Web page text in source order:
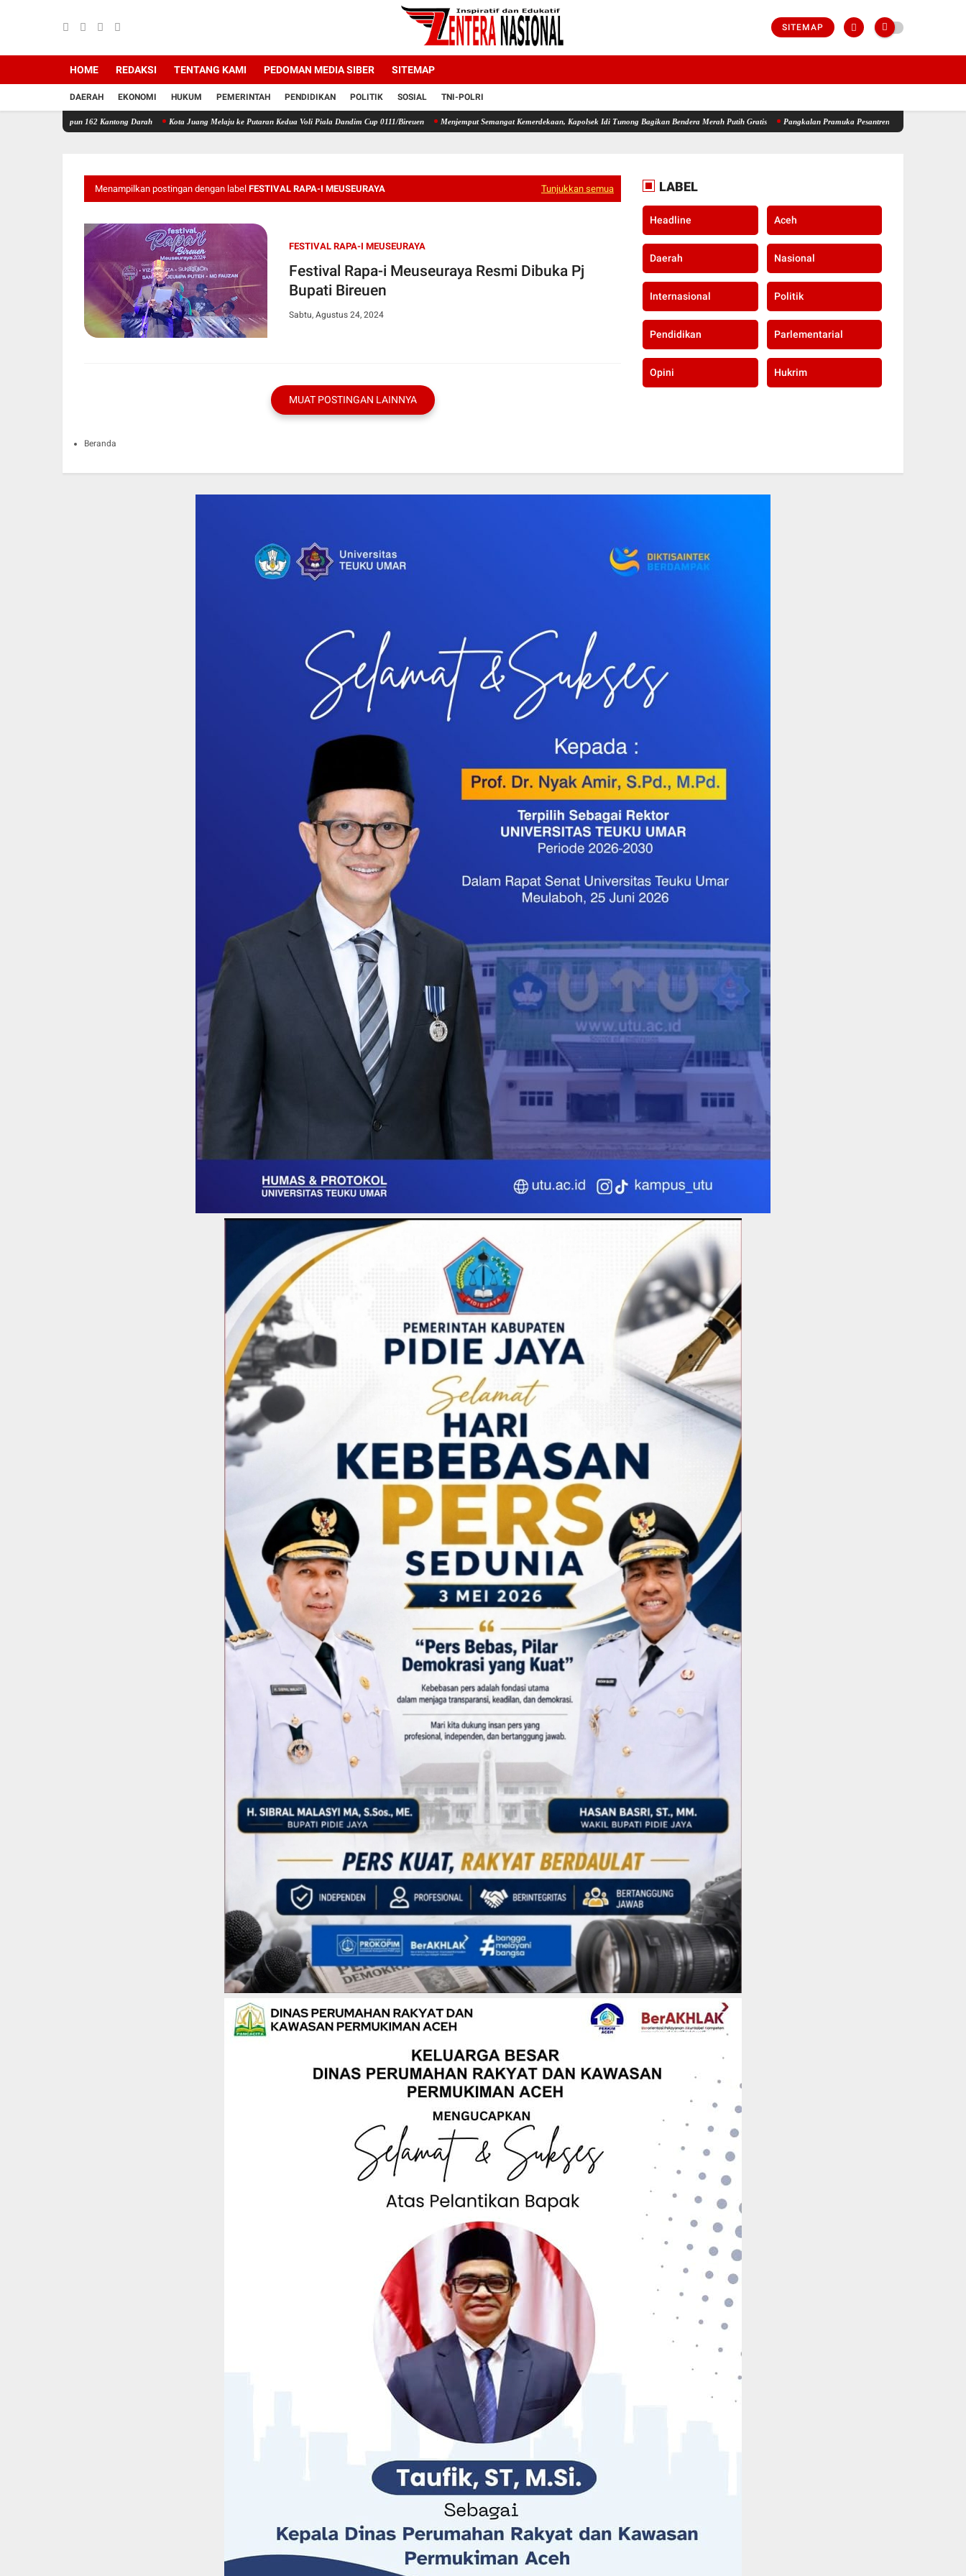
SITEMAP
HOME REDAKSI TENTANG KAMI PEDOMAN MEDIA SIBER SITEMAP
DAERAH EKONOMI HUKUM PEMERINTAH PENDIDIKAN POLITIK SOSIAL TNI-POLRI
162 Kantong Darah Kota Juang Melaju ke Putaran Kedua Voli Piala Dandim Cup 0111/Bireuen Menjemput Semangat Kemerdekaan, Kapolsek Idi Tunong Bagikan Bendera Merah Putih Gratis Pangkalan Pramuka Pesantren Modern Ummulqura Siap
Menampilkan postingan dengan label FESTIVAL RAPA-I MEUSEURAYA Tunjukkan semua
FESTIVAL RAPA-I MEUSEURAYA
Festival Rapa-i Meuseuraya Resmi Dibuka Pj
Bupati Bireuen
Sabtu, Agustus 24, 2024
MUAT POSTINGAN LAINNYA
Beranda
LABEL
Headline Aceh
Daerah Nasional
Internasional Politik
Pendidikan Parlementarial
Opini Hukrim